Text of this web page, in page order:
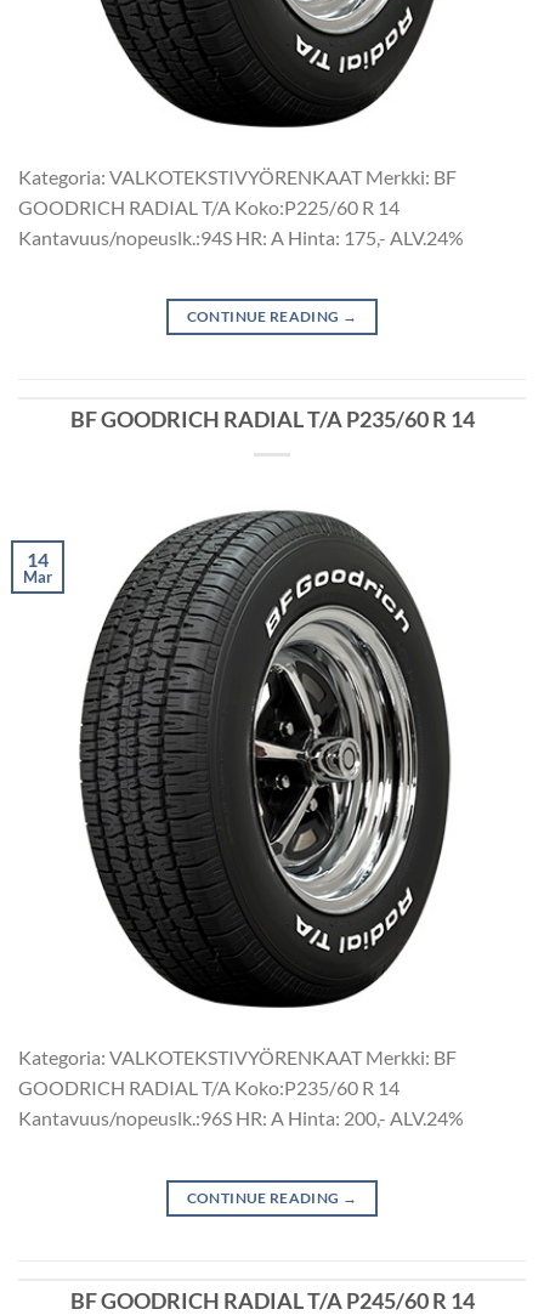
Kategoria: VALKOTEKSTIVYÖRENKAAT Merkki: BF
GOODRICH RADIAL T/A Koko:P225/60 R 14
Kantavuus/nopeuslk.:94S HR: A Hinta: 175,- ALV.24%
CONTINUE READING →
BF GOODRICH RADIAL T/A P235/60 R 14
14
Mar
Kategoria: VALKOTEKSTIVYÖRENKAAT Merkki: BF
GOODRICH RADIAL T/A Koko:P235/60 R 14
Kantavuus/nopeuslk.:96S HR: A Hinta: 200,- ALV.24%
CONTINUE READING →
BF GOODRICH RADIAL T/A P245/60 R 14